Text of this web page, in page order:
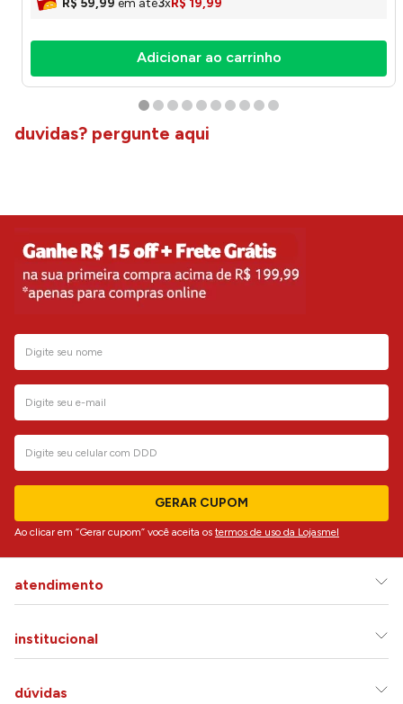
R$ 59,99 em até3xR$ 19,99
Adicionar ao carrinho
duvidas? pergunte aqui
GERAR CUPOM
Ao clicar em “Gerar cupom” você aceita os termos de uso da Lojasmel
atendimento
institucional
dúvidas